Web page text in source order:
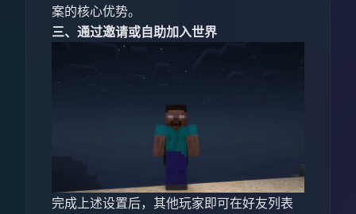
案的核心优势。
三、通过邀请或自助加入世界
完成上述设置后，其他玩家即可在好友列表